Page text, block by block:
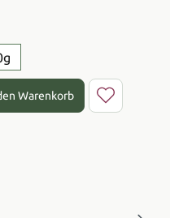
Wert ein oder benutze die
Warenkorb